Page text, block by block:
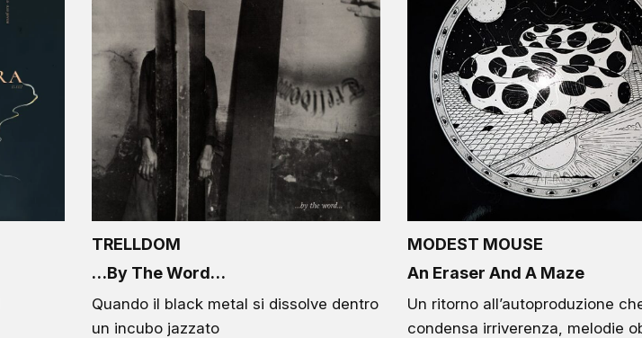
TRELLDOM
…By The Word…
Quando il black metal si dissolve dentro
un incubo jazzato
MODEST MOUSE
An Eraser And A Maze
Un ritorno all’autoproduzione
condensa irriverenza, melodie